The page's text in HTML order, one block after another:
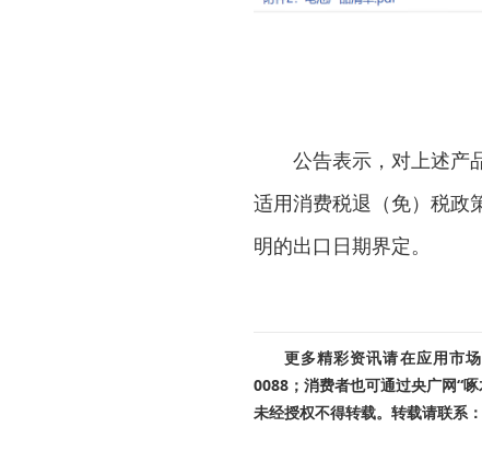
公告表示，对上述产
适用消费税退（免）税政
明的出口日期界定。
更多精彩资讯请在应用市
0088；消费者也可通过央广网“
未经授权不得转载。转载请联系